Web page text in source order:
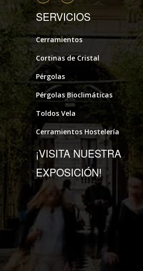
SERVICIOS
Cerramientos
Cortinas de Cristal
Pérgolas
Pérgolas Bioclimáticas
Toldos Vela
Cerramientos Hostelería
¡VISITA NUESTRA
EXPOSICIÓN!